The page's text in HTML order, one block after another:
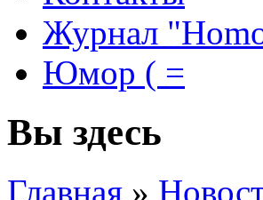
Журнал
Юмор ( =
Вы здесь
Главная »